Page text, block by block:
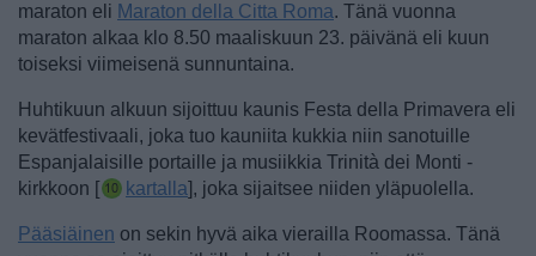
maraton eli Maraton della Citta Roma. Tänä vuonna
maraton alkaa klo 8.50 maaliskuun 23. päivänä eli kuun
toiseksi viimeisenä sunnuntaina.
Huhtikuun alkuun sijoittuu kaunis Festa della Primavera eli
kevätfestivaali, joka tuo kauniita kukkia niin sanotuille
Espanjalaisille portaille ja musiikkia Trinità dei Monti -
kirkkoon [
kartalla], joka sijaitsee niiden yläpuolella.
Pääsiäinen on sekin hyvä aika vierailla Roomassa. Tänä